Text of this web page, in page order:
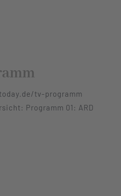
tv-programm
Programm 01: ARD